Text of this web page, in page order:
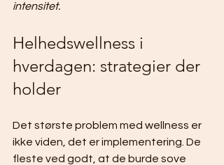
intensitet.
Helhedswellness i
hverdagen: strategier der
holder
Det største problem med wellness er
ikke viden, det er implementering. De
fleste ved godt, at de burde sove